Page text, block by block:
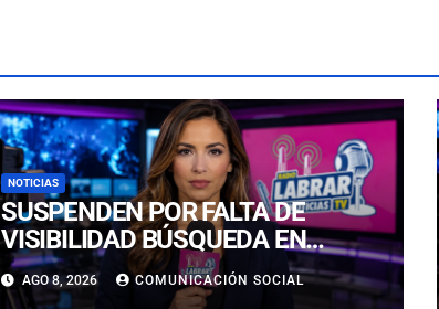
NOTICIAS
SUSPENDEN POR FALTA DE
VISIBILIDAD BÚSQUEDA EN
CALDERILLA: OPERATIVO SE
RETOMARÁ ESTE DOMINGO
AGO 8, 2026 COMUNICACIÓN SOCIAL